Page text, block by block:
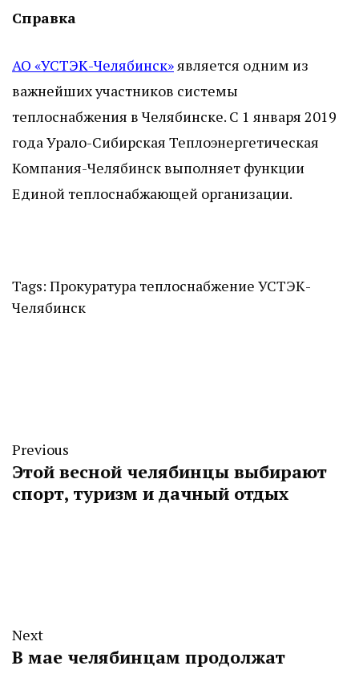
Справка
АО «УСТЭК-Челябинск»является одним из
важнейших участников системы
теплоснабжения в Челябинске. С 1 января 2019
года Урало-Сибирская Теплоэнергетическая
Компания-Челябинск выполняет функции
Единой теплоснабжающей организации.
Tags: Прокуратуратеплоснабжение УСТЭК-
Челябинск
Previous
Этой весной челябинцы выбирают
спорт, туризм и дачный отдых
Next
В мае челябинцам продолжат